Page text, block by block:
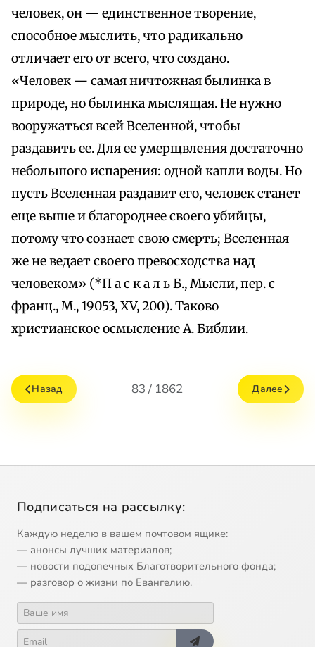
человек, он — единственное творение,
способное мыслить, что радикально
отличает его от всего, что создано.
«Человек — самая ничтожная былинка в
природе, но былинка мыслящая. Не нужно
вооружаться всей Вселенной, чтобы
раздавить ее. Для ее умерщвления достаточно
небольшого испарения: одной капли воды. Но
пусть Вселенная раздавит его, человек станет
еще выше и благороднее своего убийцы,
потому что сознает свою смерть; Вселенная
же не ведает своего превосходства над
человеком» (*П а с к а л ь Б., Мысли, пер. с
франц., М., 19053, XV, 200). Таково
христианское осмысление А. Библии.
Назад 83 / 1862 Далее
Подписаться на рассылку:
Каждую неделю в вашем почтовом ящике:
— анонсы лучших материалов;
— новости подопечных Благотворительного фонда;
— разговор о жизни по Евангелию.